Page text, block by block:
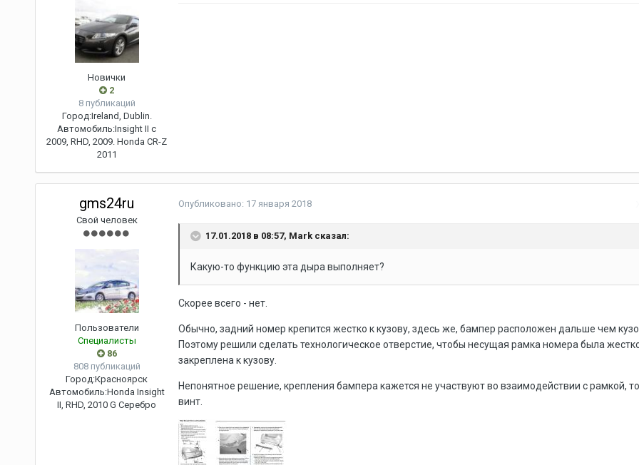
Новички
2
8 публикаций
Город:Ireland, Dublin.
Автомобиль:Insight II c
2009, RHD, 2009. Honda CR-Z
2011
gms24ru
Свой человек
Пользователи
Специалисты
86
808 публикаций
Город:Красноярск
Автомобиль:Honda Insight
II, RHD, 2010 G Серебро
Опубликовано: 17 января 2018
17.01.2018 в 08:57, Mark сказал:
Какую-то функцию эта дыра выполняет?
Скорее всего - нет.
Обычно, задний номер крепится жестко к кузову, здесь же, бампер расположен дальше чем
Поэтому решили сделать технологическое отверстие, чтобы несущая рамка номера была
закреплена к кузову.
Непонятное решение, крепления бампера кажется не участвуют во взаимодействии с рамкой,
винт.